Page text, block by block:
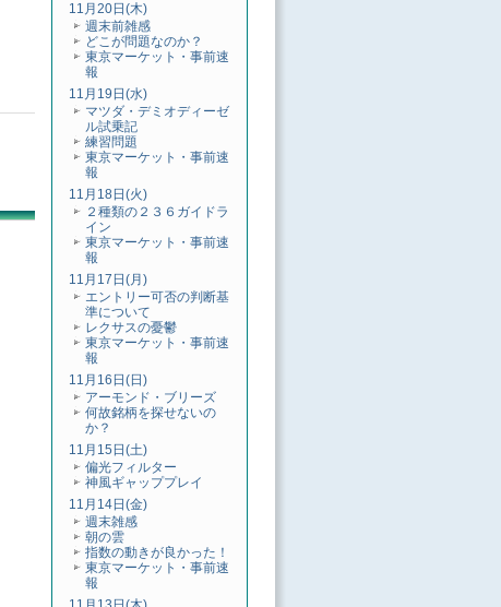
11月20日(木)
週末前雑感
どこが問題なのか？
東京マーケット・事前速
報
11月19日(水)
マツダ・デミオディーゼ
ル試乗記
練習問題
東京マーケット・事前速
報
11月18日(火)
２種類の２３６ガイドラ
イン
東京マーケット・事前速
報
11月17日(月)
エントリー可否の判断基
準について
レクサスの憂鬱
東京マーケット・事前速
報
11月16日(日)
アーモンド・ブリーズ
何故銘柄を探せないの
か？
11月15日(土)
偏光フィルター
神風ギャッププレイ
11月14日(金)
週末雑感
朝の雲
指数の動きが良かった！
東京マーケット・事前速
報